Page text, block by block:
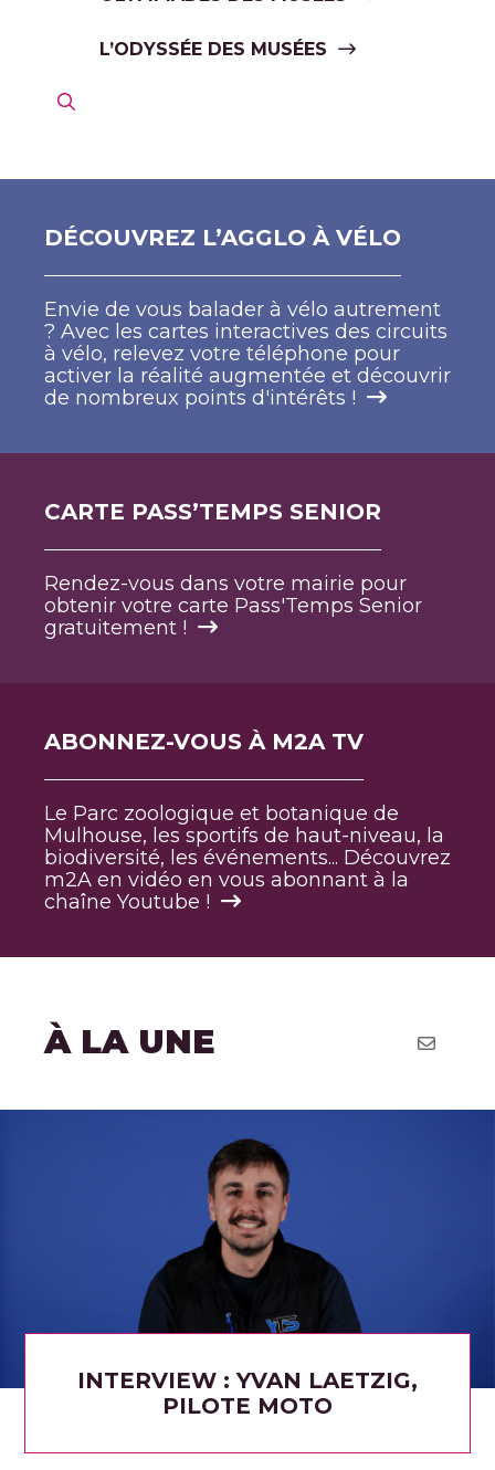
L’ODYSSÉE DES MUSÉES
DÉCOUVREZ L’AGGLO À VÉLO
Envie de vous balader à vélo autrement
? Avec les cartes interactives des circuits
à vélo, relevez votre téléphone pour
activer la réalité augmentée et découvrir
de nombreux points d'intérêts !
CARTE PASS’TEMPS SENIOR
Rendez-vous dans votre mairie pour
obtenir votre carte Pass'Temps Senior
gratuitement !
ABONNEZ-VOUS À M2A TV
Le Parc zoologique et botanique de
Mulhouse, les sportifs de haut-niveau, la
biodiversité, les événements... Découvrez
m2A en vidéo en vous abonnant à la
chaîne Youtube !
À LA UNE
INTERVIEW : YVAN LAETZIG,
PILOTE MOTO